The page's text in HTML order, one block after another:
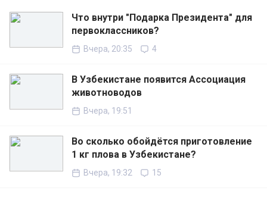
Что внутри "Подарка Президента" для
первоклассников?
Вчера, 20:35 4
В Узбекистане появится Ассоциация
животноводов
Вчера, 19:51
Во сколько обойдётся приготовление
1 кг плова в Узбекистане?
Вчера, 19:32 15